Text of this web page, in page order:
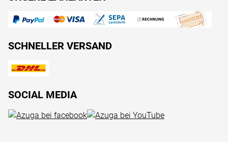
SCHNELLER VERSAND
SOCIAL MEDIA